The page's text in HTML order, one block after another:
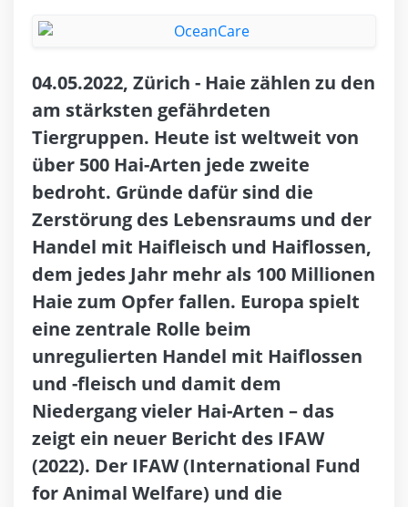
04.05.2022, Zürich - Haie zählen zu den
am stärksten gefährdeten
Tiergruppen. Heute ist weltweit von
über 500 Hai-Arten jede zweite
bedroht. Gründe dafür sind die
Zerstörung des Lebensraums und der
Handel mit Haifleisch und Haiflossen,
dem jedes Jahr mehr als 100 Millionen
Haie zum Opfer fallen. Europa spielt
eine zentrale Rolle beim
unregulierten Handel mit Haiflossen
und -fleisch und damit dem
Niedergang vieler Hai-Arten – das
zeigt ein neuer Bericht des IFAW
(2022). Der IFAW (International Fund
for Animal Welfare) und die